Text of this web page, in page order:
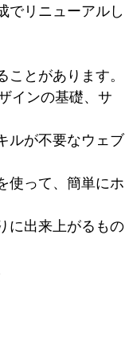
でリニューアルし
とがあります。
インの基礎、サ
ルが不要なウェブ
使って、簡単にホ
に出来上がるもの